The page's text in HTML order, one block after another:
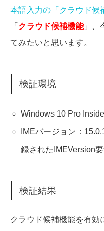
本語入力の「クラウド候
「 クラウド候補機能」、
てみたいと思います。
検証環境
Windows 10 Pro
IMEバージョン：
録されたIMEVersion
検証結果
クラウド候補機能を有効